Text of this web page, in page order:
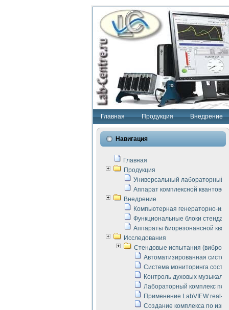
Главная Продукция Внедрение
Навигация
Главная
Продукция
Универсальный лабораторный
Аппарат комплексной
Внедрение
Компьютерная генераторно-
Функциональные блоки стенда
Аппараты биорезонансной
Исследования
Стендовые испытания
Автоматизированная
Система мониторинга
Контроль духовых
Лабораторный комплекс по
Применение LabVIEW real-
Создание комплекса по